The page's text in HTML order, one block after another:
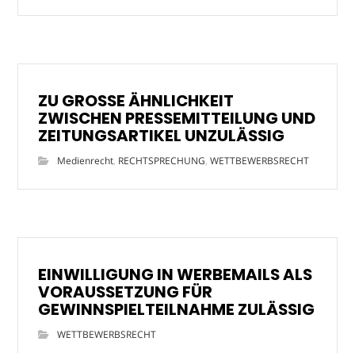
ZU GROSSE ÄHNLICHKEIT
ZWISCHEN PRESSEMITTEILUNG UND
ZEITUNGSARTIKEL UNZULÄSSIG
Medienrecht, RECHTSPRECHUNG,WETTBEWERBSRECHT
EINWILLIGUNG IN WERBEMAILS ALS
VORAUSSETZUNG FÜR
GEWINNSPIELTEILNAHME ZULÄSSIG
WETTBEWERBSRECHT